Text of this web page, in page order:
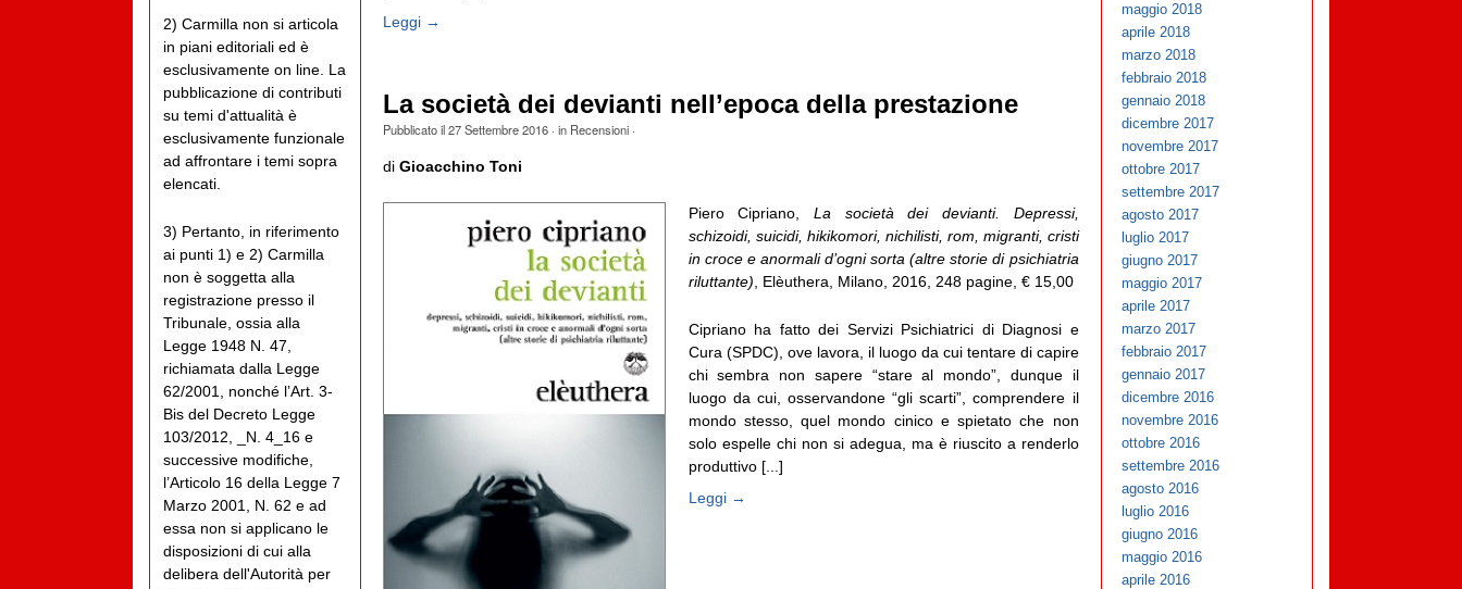
Leggi →
La società dei devianti nell’epoca della prestazione
Pubblicato il27 Settembre 2016· in Recensioni·
di Gioacchino Toni
Piero Cipriano, La società dei devianti. Depressi,
schizoidi, suicidi, hikikomori, nichilisti, rom, migranti, cristi
in croce e anormali d’ogni sorta (altre storie di psichiatria
riluttante) , Elèuthera, Milano, 2016, 248 pagine, € 15,00
Cipriano ha fatto dei Servizi Psichiatrici di Diagnosi e
Cura (SPDC), ove lavora, il luogo da cui tentare di capire
chi sembra non sapere “stare al mondo”, dunque il
luogo da cui, osservandone “gli scarti”, comprendere il
mondo stesso, quel mondo cinico e spietato che non
solo espelle chi non si adegua, ma è riuscito a renderlo
produttivo [...]
Leggi →
2) Carmilla non si articola
in piani editoriali ed è
esclusivamente on line. La
pubblicazione di contributi
su temi d'attualità è
esclusivamente funzionale
ad affrontare i temi sopra
elencati.
3) Pertanto, in riferimento
ai punti 1) e 2) Carmilla
non è soggetta alla
registrazione presso il
Tribunale, ossia alla
Legge 1948 N. 47,
richiamata dalla Legge
62/2001, nonché l’Art. 3-
Bis del Decreto Legge
103/2012, _N. 4_16 e
successive modifiche,
l’Articolo 16 della Legge 7
Marzo 2001, N. 62 e ad
essa non si applicano le
disposizioni di cui alla
delibera dell'Autorità per
maggio 2018
aprile 2018
marzo 2018
febbraio 2018
gennaio 2018
dicembre 2017
novembre 2017
ottobre 2017
settembre 2017
agosto 2017
luglio 2017
giugno 2017
maggio 2017
aprile 2017
marzo 2017
febbraio 2017
gennaio 2017
dicembre 2016
novembre 2016
ottobre 2016
settembre 2016
agosto 2016
luglio 2016
giugno 2016
maggio 2016
aprile 2016